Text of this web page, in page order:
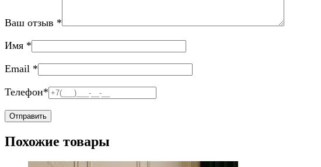
Ваш отзыв *
Имя *
Email *
Телефон*
Похожие товары